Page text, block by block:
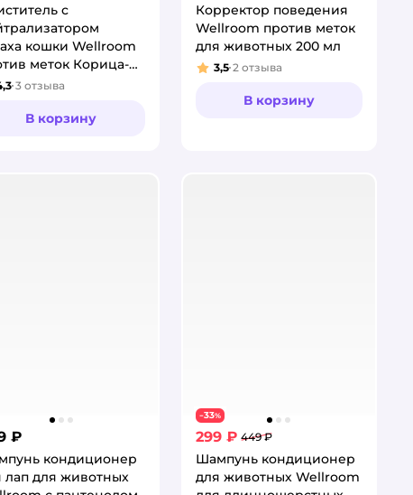
с
кошки Wellroom
меток Корица-
500 мл
3 отзыва
В корзину
Корректор поведения
Wellroom против меток
для животных 200 мл
Рейтинг:
3,5 2 отзыва
В корзину
₽
кондиционер
лап для животных
−33%
299 ₽ 449 ₽
Шампунь кондиционер
для животных Wellroom